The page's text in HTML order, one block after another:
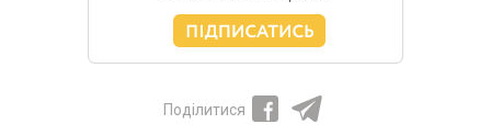
Поділитися